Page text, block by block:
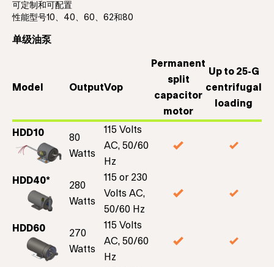
可定制和可配置
性能型号10、40、60、62和80
单级油泵
Model OutputVop
Permanent
split
capacitor
motor
Up to 25-G
centrifugal
loading
HDD10
80
Watts
115 Volts
AC, 50/60
Hz
HDD40*
280
Watts
115 or 230
Volts AC,
50/60 Hz
HDD60
270
Watts
115 Volts
AC, 50/60
Hz